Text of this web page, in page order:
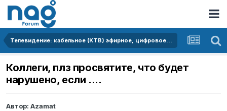
Телевидение: кабельное (КТВ) эфирное, цифровое (DVB), IPTV и OTT
Коллеги, плз просвятите, что будет
нарушено, если ....
Автор: Azamat